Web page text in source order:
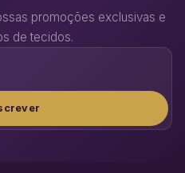
promoções exclusivas e
de tecidos.